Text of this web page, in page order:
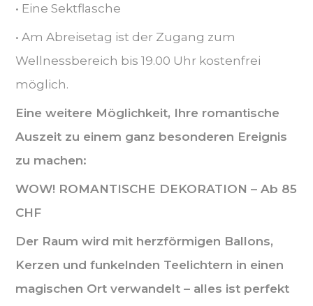
• Eine Sektflasche
• Am Abreisetag ist der Zugang zum
Wellnessbereich bis 19.00 Uhr kostenfrei
möglich.
Eine weitere Möglichkeit, Ihre romantische
Auszeit zu einem ganz besonderen Ereignis
zu machen:
WOW! ROMANTISCHE DEKORATION – Ab 85
CHF
Der Raum wird mit herzförmigen Ballons,
Kerzen und funkelnden Teelichtern in einen
magischen Ort verwandelt – alles ist perfekt